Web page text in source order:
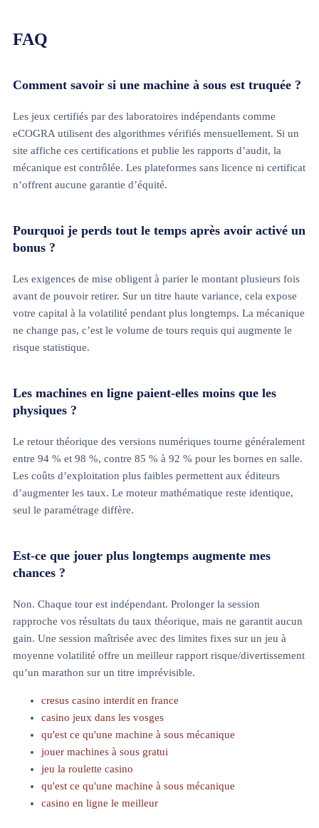
FAQ
Comment savoir si une machine à sous est truquée ?
Les jeux certifiés par des laboratoires indépendants comme
eCOGRA utilisent des algorithmes vérifiés mensuellement. Si un
site affiche ces certifications et publie les rapports d’audit, la
mécanique est contrôlée. Les plateformes sans licence ni certificat
n’offrent aucune garantie d’équité.
Pourquoi je perds tout le temps après avoir activé un
bonus ?
Les exigences de mise obligent à parier le montant plusieurs fois
avant de pouvoir retirer. Sur un titre haute variance, cela expose
votre capital à la volatilité pendant plus longtemps. La mécanique
ne change pas, c’est le volume de tours requis qui augmente le
risque statistique.
Les machines en ligne paient-elles moins que les
physiques ?
Le retour théorique des versions numériques tourne généralement
entre 94 % et 98 %, contre 85 % à 92 % pour les bornes en salle.
Les coûts d’exploitation plus faibles permettent aux éditeurs
d’augmenter les taux. Le moteur mathématique reste identique,
seul le paramétrage diffère.
Est-ce que jouer plus longtemps augmente mes
chances ?
Non. Chaque tour est indépendant. Prolonger la session
rapproche vos résultats du taux théorique, mais ne garantit aucun
gain. Une session maîtrisée avec des limites fixes sur un jeu à
moyenne volatilité offre un meilleur rapport risque/divertissement
qu’un marathon sur un titre imprévisible.
cresus casino interdit en france
casino jeux dans les vosges
qu'est ce qu'une machine à sous mécanique
jouer machines à sous gratui
jeu la roulette casino
qu'est ce qu'une machine à sous mécanique
casino en ligne le meilleur